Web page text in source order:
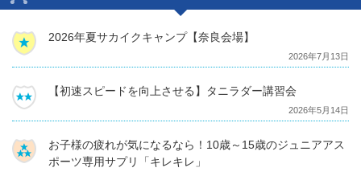
2026年夏サカイクキャンプ【奈良会場】
2026年7月13日
【初速スピードを向上させる】タニラダー講習会
2026年5月14日
お子様の疲れが気になるなら！10歳～15歳のジュニアアス
ポーツ専用サプリ「キレキレ」